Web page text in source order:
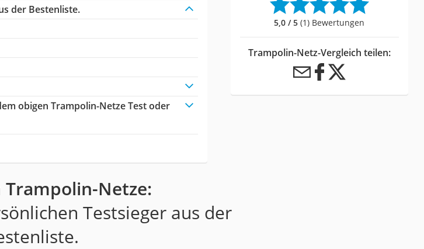
der Bestenliste.
obigen Trampolin-Netze Test oder
5,0 / 5 (1) Bewertungen
Trampolin-Netz-Vergleich teilen:
Trampolin-Netze:
Testsieger aus der